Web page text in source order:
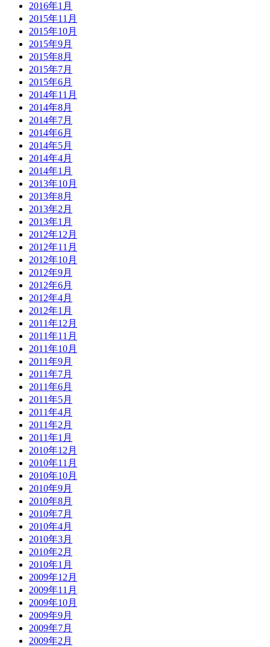
2016年1月
2015年11月
2015年10月
2015年9月
2015年8月
2015年7月
2015年6月
2014年11月
2014年8月
2014年7月
2014年6月
2014年5月
2014年4月
2014年1月
2013年10月
2013年8月
2013年2月
2013年1月
2012年12月
2012年11月
2012年10月
2012年9月
2012年6月
2012年4月
2012年1月
2011年12月
2011年11月
2011年10月
2011年9月
2011年7月
2011年6月
2011年5月
2011年4月
2011年2月
2011年1月
2010年12月
2010年11月
2010年10月
2010年9月
2010年8月
2010年7月
2010年4月
2010年3月
2010年2月
2010年1月
2009年12月
2009年11月
2009年10月
2009年9月
2009年7月
2009年2月